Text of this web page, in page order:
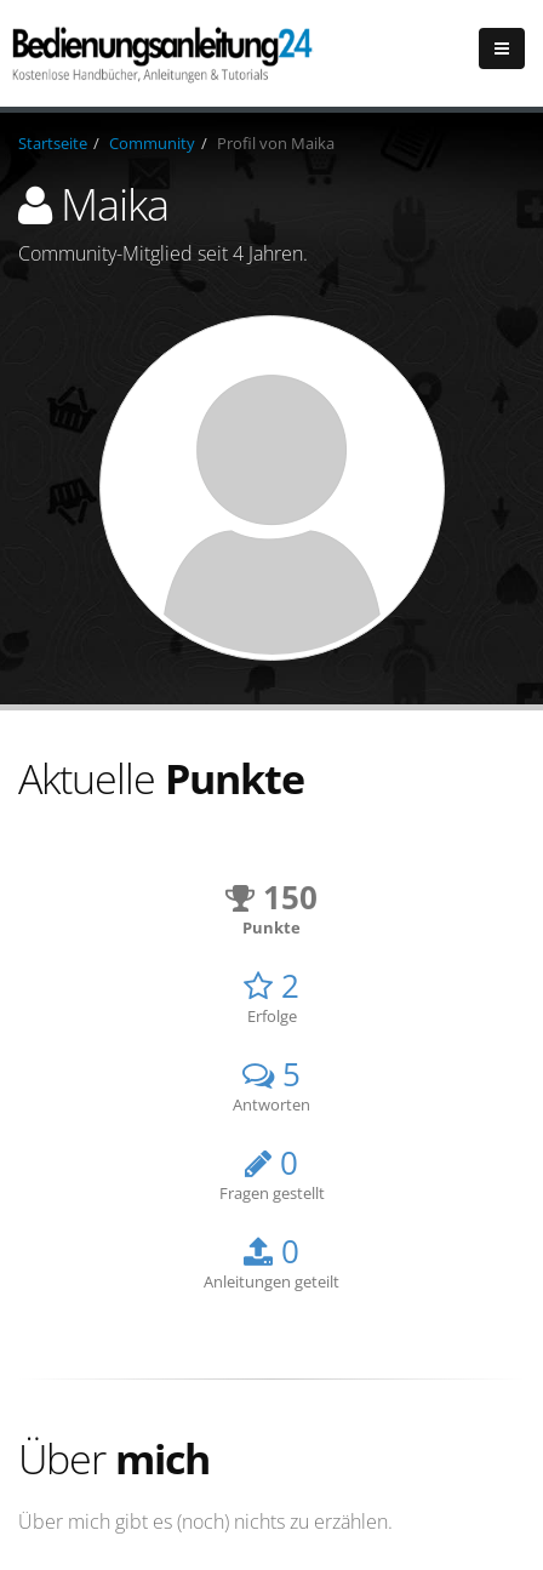
Startseite Community Profil von Maika
Maika
Community-Mitglied seit 4 Jahren.
Aktuelle Punkte
150
Punkte
2
Erfolge
5
Antworten
0
Fragen gestellt
0
Anleitungen geteilt
Übermich
Über mich gibt es (noch) nichts zu erzählen.